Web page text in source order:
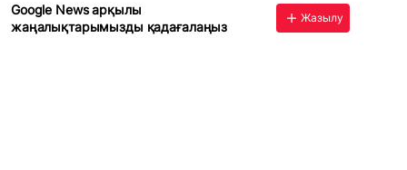
Google News арқылы
жаңалықтарымызды қадағалаңыз
Жазылу